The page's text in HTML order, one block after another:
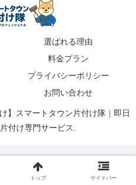
選ばれる理由
料金プラン
プライバシーポリシー
お問い合わせ
】スマートタウン片付け隊｜即日
付け専門サービス.
トップ サイドバー